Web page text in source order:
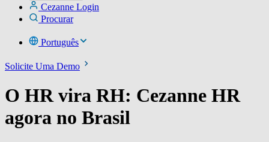
Cezanne Login
Procurar
Português
Solicite Uma Demo
O HR vira RH: Cezanne HR
agora no Brasil